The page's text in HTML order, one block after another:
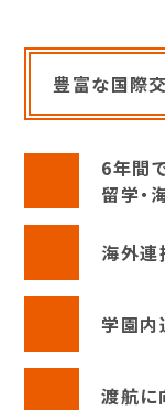
豊富な国際
6年間
留学・
海外連
学園内
渡航に